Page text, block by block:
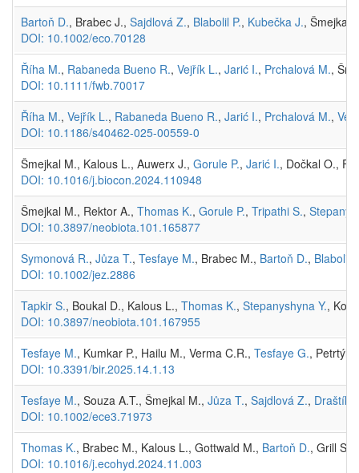
Bartoň D., Brabec J., Sajdlová Z., Blabolil P., Kubečka J., Šmejkal
DOI: 10.1002/eco.70128
Říha M., Rabaneda Bueno R., Vejřík L., Jarić I., Prchalová M.,
DOI: 10.1111/fwb.70017
Říha M., Vejřík L., Rabaneda Bueno R., Jarić I., Prchalová M.,
DOI: 10.1186/s40462-025-00559-0
Šmejkal M., Kalous L., Auwerx J., Gorule P., Jarić I., Dočkal O.,
DOI: 10.1016/j.biocon.2024.110948
Šmejkal M., Rektor A., Thomas K., Gorule P., Tripathi S.,
DOI: 10.3897/neobiota.101.165877
Symonová R., Jůza T., Tesfaye M., Brabec M., Bartoň D., Blabolil
DOI: 10.1002/jez.2886
Tapkir S., Boukal D., Kalous L., Thomas K., Stepanyshyna Y.,
DOI: 10.3897/neobiota.101.167955
Tesfaye M., Kumkar P., Hailu M., Verma C.R., Tesfaye G., Petrtýl
DOI: 10.3391/bir.2025.14.1.13
Tesfaye M., Souza A.T., Šmejkal M., Jůza T., Sajdlová Z., Draštík
DOI: 10.1002/ece3.71973
Thomas K., Brabec M., Kalous L., Gottwald M., Bartoň D., Grill S.,
DOI: 10.1016/j.ecohyd.2024.11.003